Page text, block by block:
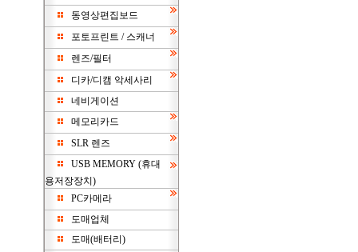
동영상편집보드
포토프린트 / 스캐너
렌즈/필터
디카/디캠 악세사리
네비게이션
메모리카드
SLR 렌즈
USB MEMORY (휴대
용저장장치)
PC카메라
도매업체
도매(배터리)